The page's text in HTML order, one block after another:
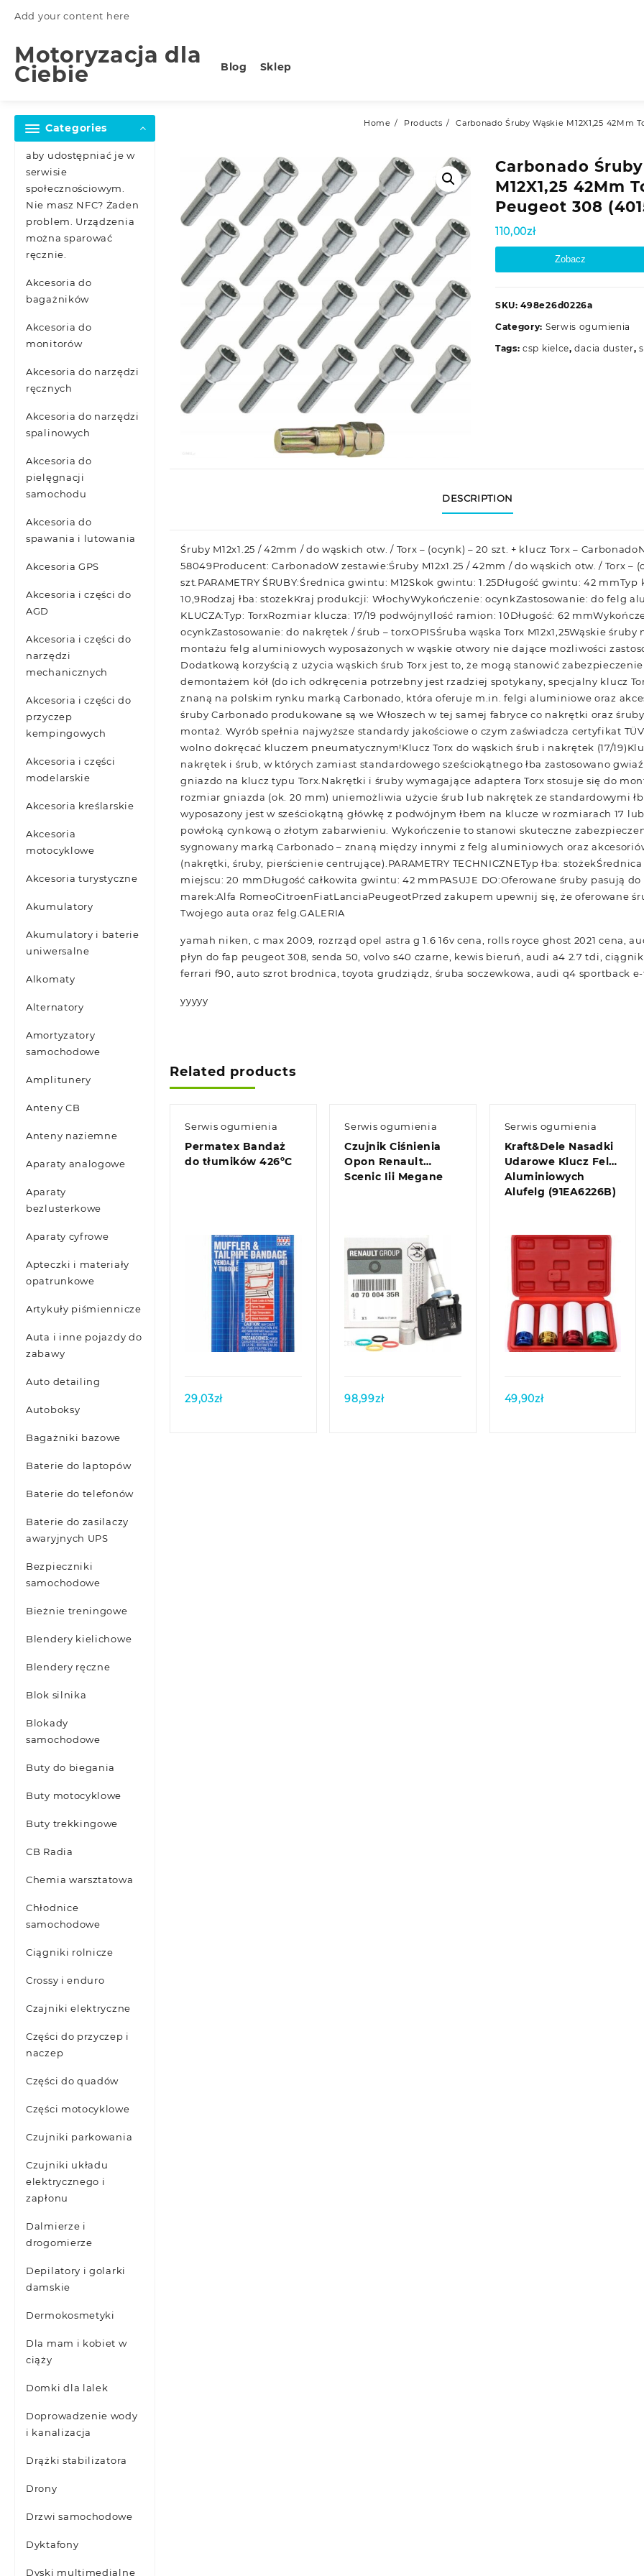
Add your content here
Motoryzacja dla
Ciebie Blog Sklep
Categories
aby udostępniać je w
serwisie
społecznościowym.
Nie masz NFC? Żaden
problem. Urządzenia
można sparować
ręcznie.
Akcesoria do
bagażników
Akcesoria do
monitorów
Akcesoria do narzędzi
ręcznych
Akcesoria do narzędzi
spalinowych
Akcesoria do
pielęgnacji
samochodu
Akcesoria do
spawania i lutowania
Akcesoria GPS
Akcesoria i części do
AGD
Akcesoria i części do
narzędzi
mechanicznych
Akcesoria i części do
przyczep
kempingowych
Akcesoria i części
modelarskie
Akcesoria kreślarskie
Akcesoria
motocyklowe
Akcesoria turystyczne
Akumulatory
Akumulatory i baterie
uniwersalne
Alkomaty
Alternatory
Amortyzatory
samochodowe
Amplitunery
Anteny CB
Anteny naziemne
Aparaty analogowe
Aparaty
bezlusterkowe
Aparaty cyfrowe
Apteczki i materiały
opatrunkowe
Artykuły piśmiennicze
Auta i inne pojazdy do
zabawy
Auto detailing
Autoboksy
Bagażniki bazowe
Baterie do laptopów
Baterie do telefonów
Baterie do zasilaczy
awaryjnych UPS
Bezpieczniki
samochodowe
Bieżnie treningowe
Blendery kielichowe
Blendery ręczne
Blok silnika
Blokady
samochodowe
Buty do biegania
Buty motocyklowe
Buty trekkingowe
CB Radia
Chemia warsztatowa
Chłodnice
samochodowe
Ciągniki rolnicze
Crossy i enduro
Czajniki elektryczne
Części do przyczep i
naczep
Części do quadów
Części motocyklowe
Czujniki parkowania
Czujniki układu
elektrycznego i
zapłonu
Dalmierze i
drogomierze
Depilatory i golarki
damskie
Dermokosmetyki
Dla mam i kobiet w
ciąży
Domki dla lalek
Doprowadzenie wody
i kanalizacja
Drążki stabilizatora
Drony
Drzwi samochodowe
Dyktafony
Dyski multimedialne
Home Products Carbonado Śruby Wąskie M12X1,25 42Mm
Carbonado
M12X1,25 42Mm
Peugeot 308
110,00zł
Zobacz
SKU:498e26d0226a
Category: Serwis ogumienia
Tags:csp kielce,dacia duster,
DESCRIPTION
Śruby M12x1.25 / 42mm / do wąskich otw. / Torx – (ocynk) – 20 szt. + klucz Torx –
58049Producent: CarbonadoW zestawie:Śruby M12x1.25 / 42mm / do wąskich otw. / Torx –
szt.PARAMETRY ŚRUBY:Średnica gwintu: M12Skok gwintu: 1.25Długość gwintu: 42 mmTyp
10,9Rodzaj łba: stożekKraj produkcji: WłochyWykończenie: ocynkZastosowanie: do felg
KLUCZA:Typ: TorxRozmiar klucza: 17/19 podwójnyIlość ramion: 10Długość: 62
ocynkZastosowanie: do nakrętek / śrub – torxOPISŚruba wąska Torx M12x1,25Wąskie
montażu felg aluminiowych wyposażonych w wąskie otwory nie dające możliwości
Dodatkową korzyścią z użycia wąskich śrub Torx jest to, że mogą stanowić
demontażem kół (do ich odkręcenia potrzebny jest rzadziej spotykany, specjalny klucz
znaną na polskim rynku marką Carbonado, która oferuje m.in. felgi aluminiowe oraz
śruby Carbonado produkowane są we Włoszech w tej samej fabryce co nakrętki oraz
montaż. Wyrób spełnia najwyższe standardy jakościowe o czym zaświadcza certyfikat
wolno dokręcać kluczem pneumatycznym!Klucz Torx do wąskich śrub i nakrętek (17/
nakrętek i śrub, w których zamiast standardowego sześciokątnego łba zastosowano
gniazdo na klucz typu Torx.Nakrętki i śruby wymagające adaptera Torx stosuje się do
rozmiar gniazda (ok. 20 mm) uniemożliwia użycie śrub lub nakrętek ze standardowymi
wyposażony jest w sześciokątną główkę z podwójnym łbem na klucze w rozmiarach 17
powłoką cynkową o złotym zabarwieniu. Wykończenie to stanowi skuteczne
sygnowany marką Carbonado – znaną między innymi z felg aluminiowych oraz
(nakrętki, śruby, pierścienie centrujące).PARAMETRY TECHNICZNETyp łba:
miejscu: 20 mmDługość całkowita gwintu: 42 mmPASUJE DO:Oferowane śruby pasują
marek:Alfa RomeoCitroenFiatLanciaPeugeotPrzed zakupem upewnij się, że oferowane
Twojego auta oraz felg.GALERIA
yamah niken, c max 2009, rozrząd opel astra g 1.6 16v cena, rolls royce ghost 2021 cena,
płyn do fap peugeot 308, senda 50, volvo s40 czarne, kewis bieruń, audi a4 2.7 tdi,
ferrari f90, auto szrot brodnica, toyota grudziądz, śruba soczewkowa, audi q4 sportback
yyyyy
Related products
Serwis ogumienia
Permatex Bandaż
do tłumików 426ºC
Quick view
29,03zł
Serwis ogumienia
Czujnik Ciśnienia
Opon Renault
Scenic Iii Megane
Quick view
98,99zł
Serwis ogumienia
Kraft&Dele Nasadki
Udarowe Klucz Felg
Aluminiowych
Alufelg (91EA6226B)
Quick view
49,90zł